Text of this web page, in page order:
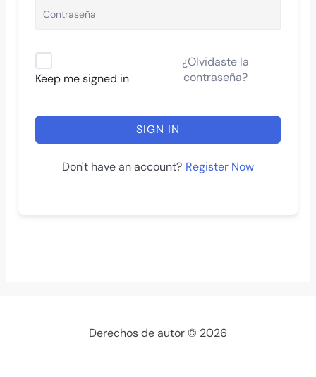
Keep me signed in
¿Olvidaste la
contraseña?
SIGN IN
Don't have an account? Register Now
Derechos de autor © 2026